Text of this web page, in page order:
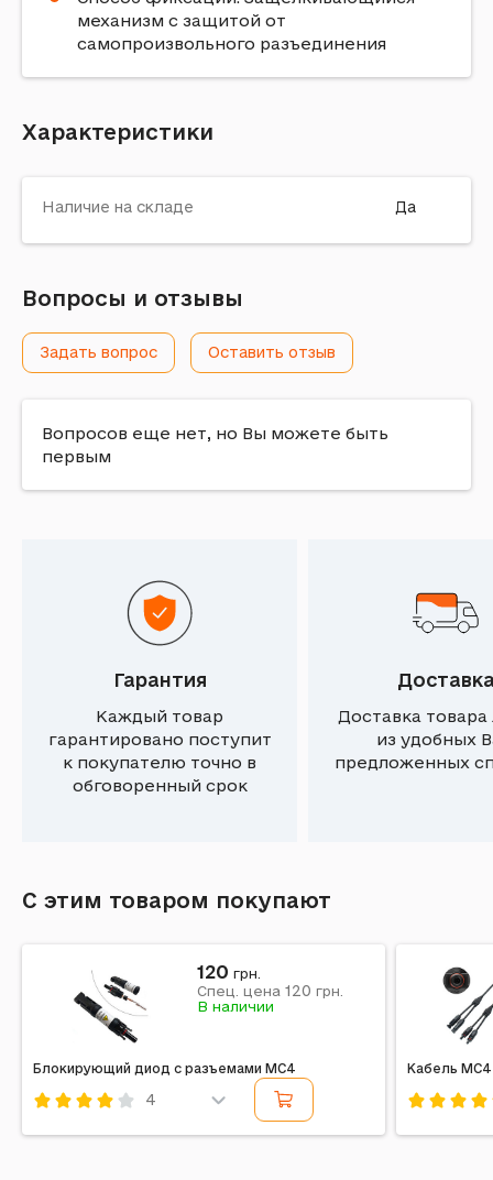
механизм с защитой от
самопроизвольного разъединения
Характеристики
Наличие на складе Да
Вопросы и отзывы
Задать вопрос Оставить отзыв
Вопросов еще нет, но Вы можете быть
первым
Гарантия
Каждый товар
гарантировано поступит
к покупателю точно в
обговоренный срок
Доставка
из удобных
предложенных
С этим товаром покупают
Блокирующий диод с разъемами MC4
4
120 грн.
Спец. цена 120 грн.
В наличии
Кабель